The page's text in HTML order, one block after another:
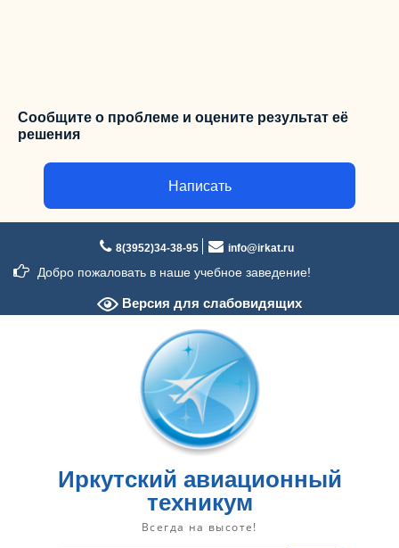
Сообщите о проблеме и оцените результат её
решения
Написать
содержимому
8(3952)34-38-95 info@irkat.ru
Добро пожаловать в наше учебное заведение!
Версия для слабовидящих
Иркутский авиационный
техникум
Всегда на высоте!